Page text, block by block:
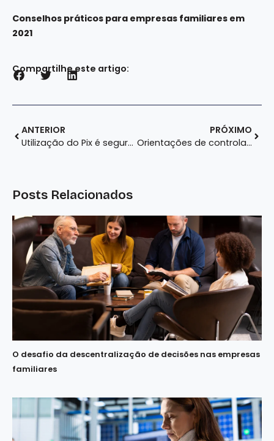
Conselhos práticos para empresas familiares em
2021
Compartilhe este artigo:
ANTERIOR
Utilização do Pix é seguro para a pequena empresa? Entenda
PRÓXIMO
Orientações de controladoria para pequenos negócios
Posts Relacionados
O desafio da descentralização de decisões nas empresas
familiares